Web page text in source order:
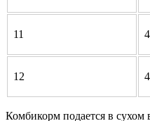
11
12
Комбикорм подается в сухом